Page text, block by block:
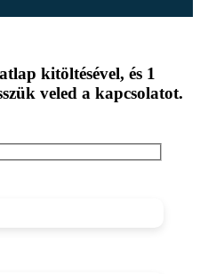
kitöltésével, és 1
veled a kapcsolatot.